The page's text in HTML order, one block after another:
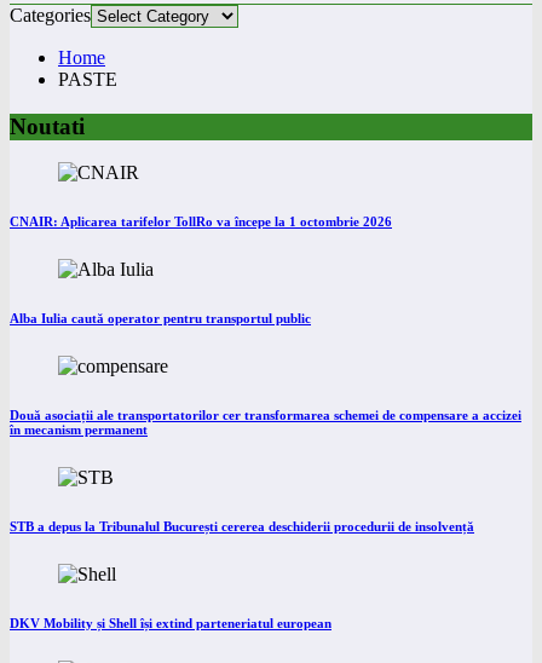
Categories
Home
PASTE
Noutati
CNAIR: Aplicarea tarifelor TollRo va începe la 1 octombrie 2026
Alba Iulia caută operator pentru transportul public
Două asociații ale transportatorilor cer transformarea schemei de compensare a accizei
în mecanism permanent
STB a depus la Tribunalul București cererea deschiderii procedurii de insolvență
DKV Mobility și Shell își extind parteneriatul european